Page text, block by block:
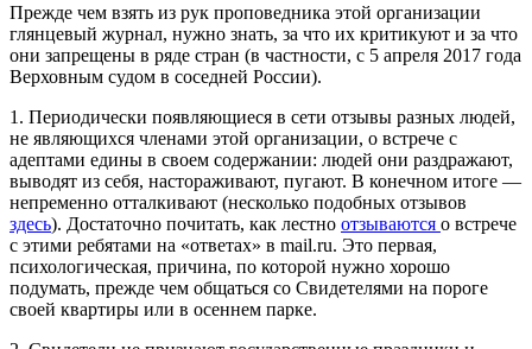
Прежде чем взять из рук проповедника этой организации
глянцевый журнал, нужно знать, за что их критикуют и за что
они запрещены в ряде стран (в частности, с 5 апреля 2017 года
Верховным судом в соседней России).
1. Периодически появляющиеся в сети отзывы разных людей,
не являющихся членами этой организации, о встрече с
адептами едины в своем содержании: людей они раздражают,
выводят из себя, настораживают, пугают. В конечном итоге —
непременно отталкивают (несколько подобных отзывов
здесь). Достаточно почитать, как лестно отзываются о встрече
с этими ребятами на «ответах» в mail.ru. Это первая,
психологическая, причина, по которой нужно хорошо
подумать, прежде чем общаться со Свидетелями на пороге
своей квартиры или в осеннем парке.